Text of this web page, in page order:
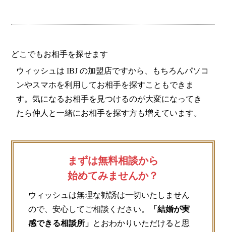
どこでもお相手を探せます
ウィッシュは IBJ の加盟店ですから、もちろんパソコ
ンやスマホを利用してお相手を探すこともできま
す。気になるお相手を見つけるのが大変になってき
たら仲人と一緒にお相手を探す方も増えています。
まずは無料相談から
始めてみませんか？
ウィッシュは無理な勧誘は一切いたしません
ので、安心してご相談ください。
「結婚が実
感できる相談所」 とおわかりいただけると思